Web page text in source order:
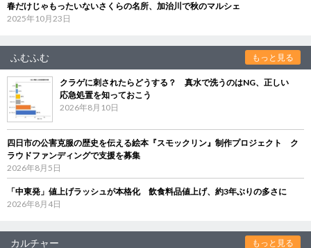
春だけじゃもったいないさくらの名所、加治川で秋のマルシェ
2025年10月23日
ふむふむ もっと見る
クラゲに刺されたらどうする？ 真水で洗うのはNG、正しい
応急処置を知っておこう
2026年8月10日
四日市の公害克服の歴史を伝える絵本『スモックリン』制作プロジェクト ク
ラウドファンディングで支援を募集
2026年8月5日
「中東発」値上げラッシュが本格化 飲食料品値上げ、約3年ぶりの多さに
2026年8月4日
カルチャー もっと見る